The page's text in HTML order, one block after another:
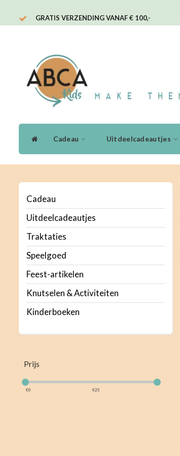
GRATIS VERZENDING VANAF € 100,-
Cadeau Uitdeelcadeautjes
Cadeau
Uitdeelcadeautjes
Traktaties
Speelgoed
Feest-artikelen
Knutselen & Activiteiten
Kinderboeken
Prijs
€0 €25